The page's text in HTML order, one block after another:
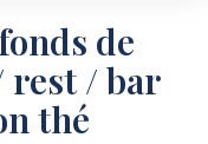
max
Créer une alerte
de
rest / bar
thé